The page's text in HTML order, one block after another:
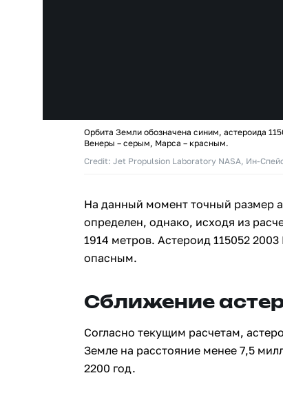
Орбита Земли обозначена синим, астероида
Венеры – серым, Марса – красным.
Credit: Jet Propulsion Laboratory NASA, Ин-
На данный момент точный размер
определен, однако, исходя из
1914 метров. Астероид 115052
опасным.
Сближение
Согласно текущим расчетам,
Земле на расстояние менее 7,5
2200 год.